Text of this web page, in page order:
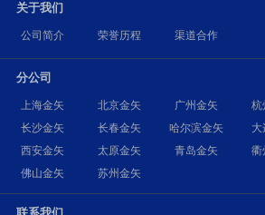
关于我们
公司简介 荣誉历程 渠道合作
分公司
上海金矢 北京金矢 广州金矢 杭
长沙金矢
长春金矢 哈尔滨金矢 大
西安金矢
太原金矢 青岛金矢 衢
佛山金矢
苏州金矢